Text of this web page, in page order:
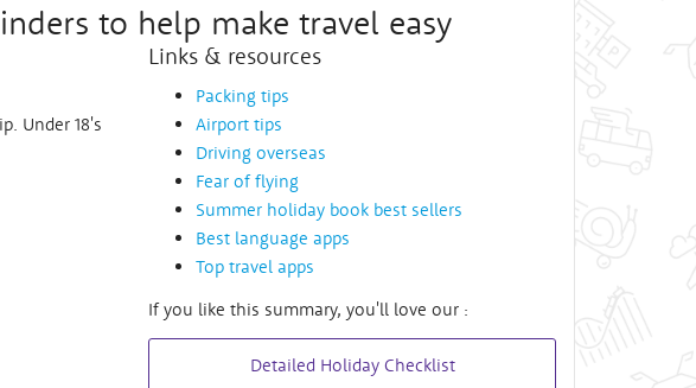
to help make travel easy
Under 18's
Links & resources
Packing tips
Airport tips
Driving overseas
Fear of flying
Summer holiday book best sellers
Best language apps
Top travel apps
If you like this summary, you'll love our :
Detailed Holiday Checklist